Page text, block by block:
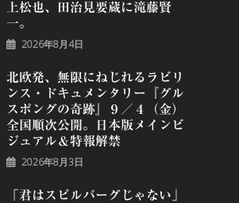
上松也、田治見要蔵に滝藤賢
一。
2026年8月4日
北欧発、無限にねじれるラビリ
ンス・ドキュメンタリー『グル
スポングの奇跡』９／４（金）
全国順次公開。日本版メインビ
ジュアル＆特報解禁
2026年8月3日
「君はスピルバーグじゃない」